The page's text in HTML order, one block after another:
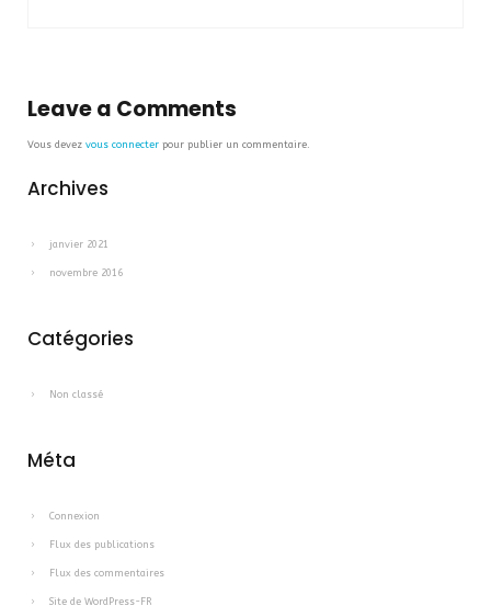
Leave a Comments
Vous devez vous connecter pour publier un commentaire.
Archives
janvier 2021
novembre 2016
Catégories
Non classé
Méta
Connexion
Flux des publications
Flux des commentaires
Site de WordPress-FR